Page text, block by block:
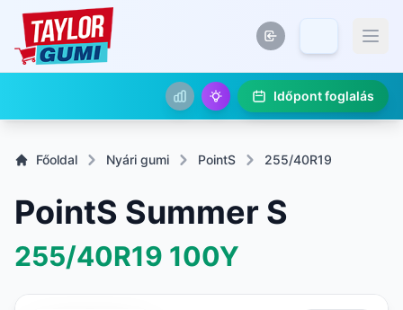
Időpont foglalás
Főoldal Nyári gumi PointS 255/40R19
PointS Summer S
255/40R19 100Y